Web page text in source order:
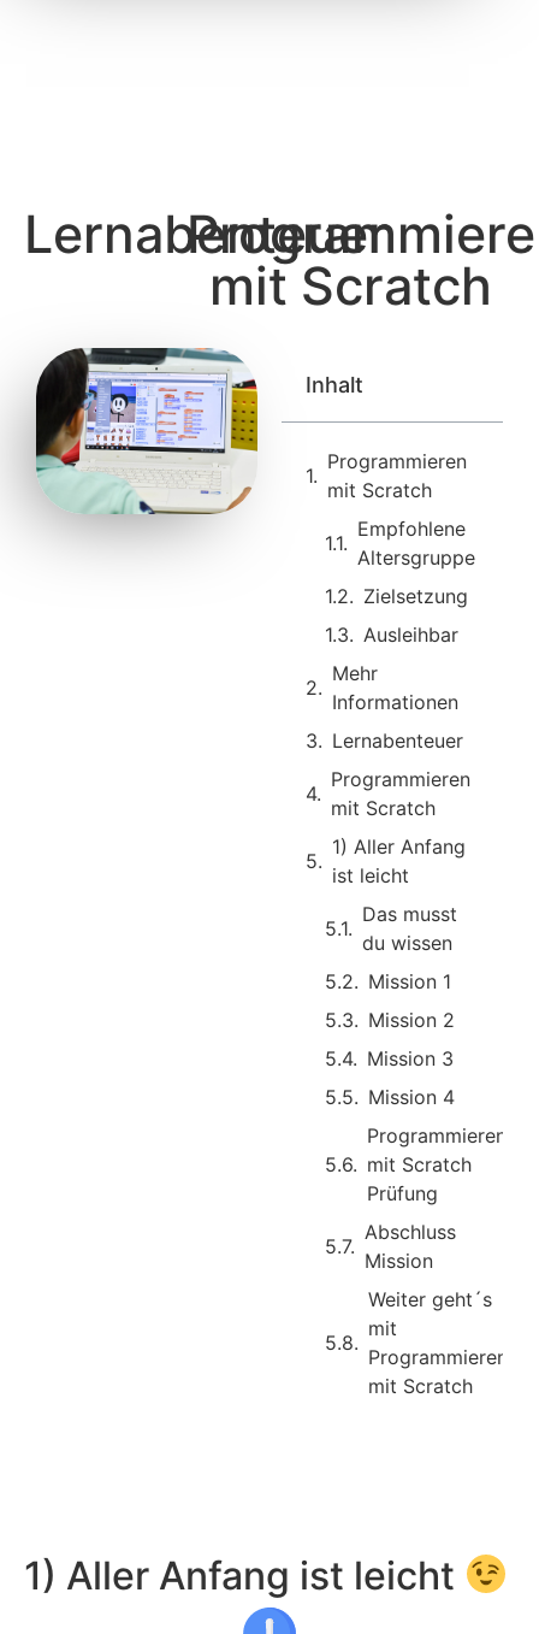
Lernabenteuer
mit Scratch
Inhalt
Programmieren
mit Scratch
Empfohlene
Altersgruppe
Zielsetzung
Ausleihbar
Mehr
Informationen
Lernabenteuer
Programmieren
mit Scratch
1) Aller Anfang
ist leicht ​
Das musst
du wissen
Mission 1
Mission 2
Mission 3
Mission 4
Programmieren
mit Scratch
Prüfung
Abschluss
Mission
Weiter geht´s
mit
Programmieren
mit Scratch
1) Aller Anfang ist leicht